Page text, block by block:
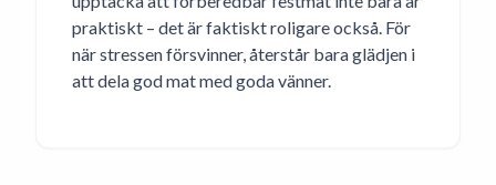
praktiskt – det är faktiskt roligare också. För
när stressen försvinner, återstår bara glädjen i
att dela god mat med goda vänner.